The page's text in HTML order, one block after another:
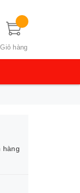
Giỏ hàng
hàng